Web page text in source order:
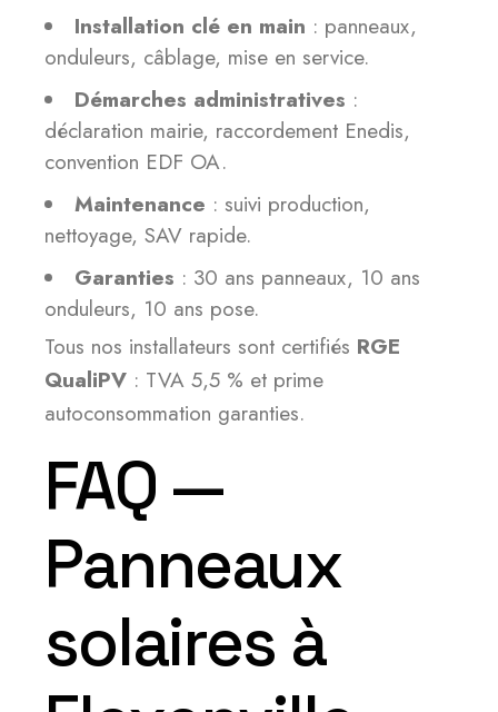
Installation clé en main : panneaux,
onduleurs, câblage, mise en service.
Démarches administratives :
déclaration mairie, raccordement Enedis,
convention EDF OA.
Maintenance : suivi production,
nettoyage, SAV rapide.
Garanties : 30 ans panneaux, 10 ans
onduleurs, 10 ans pose.
Tous nos installateurs sont certifiés RGE
QualiPV : TVA 5,5 % et prime
autoconsommation garanties.
FAQ —
Panneaux
solaires à